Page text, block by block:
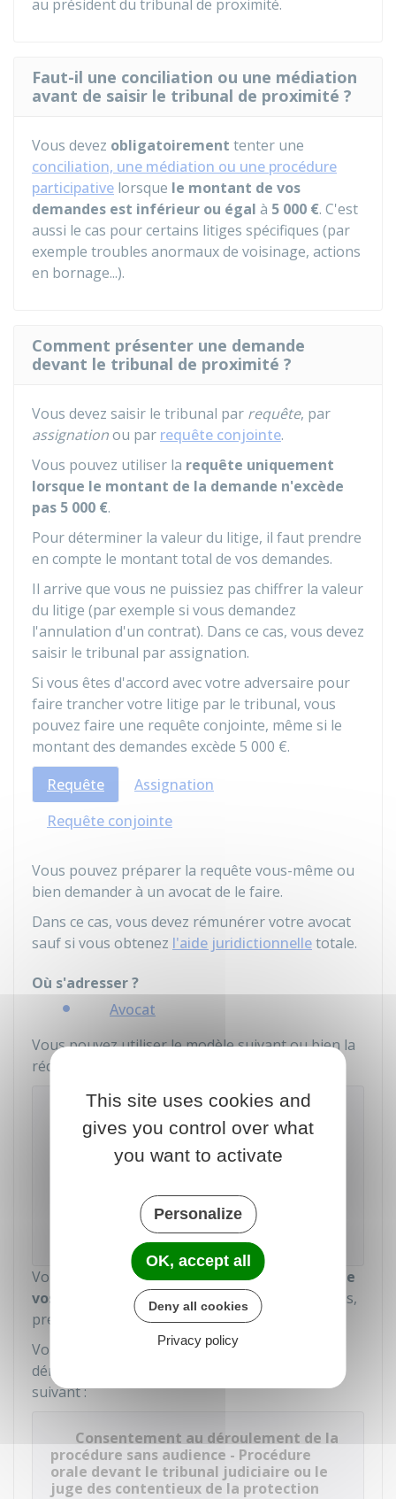
au président du tribunal de proximité.
Faut-il une conciliation ou une médiation
avant de saisir le tribunal de proximité ?
Vous devez obligatoirement tenter une
conciliation, une médiation ou une procédure
participative lorsque le montant de vos
demandes est inférieur ou égal à 5 000 €. C'est
aussi le cas pour certains litiges spécifiques (par
exemple troubles anormaux de voisinage, actions
en bornage...).
Comment présenter une demande
devant le tribunal de proximité ?
Vous devez saisir le tribunal par requête, par
assignationou par requête conjointe.
Vous pouvez utiliser la requête uniquement
lorsque le montant de la demande n'excède
pas 5 000 €.
Pour déterminer la valeur du litige, il faut prendre
en compte le montant total de vos demandes.
Il arrive que vous ne puissiez pas chiffrer la valeur
du litige (par exemple si vous demandez
l'annulation d'un contrat). Dans ce cas, vous devez
saisir le tribunal par assignation.
Si vous êtes d'accord avec votre adversaire pour
faire trancher votre litige par le tribunal, vous
pouvez faire une requête conjointe, même si le
montant des demandes excède 5 000 €.
Requête
Assignation
Requête conjointe
Vous pouvez préparer la requête vous-même ou
bien demander à un avocat de le faire.
Dans ce cas, vous devez rémunérer votre avocat
sauf si vous obtenez l'aide juridictionnelletotale.
Où s'adresser ?
Avocat
Vous pouvez utiliser le modèle suivant ou bien la
rédiger sur papier libre :
Requête aux fins de saisine du
tribunal judiciaire ou du tribunal de
Accéder au Formulaire
Ministère chargé de la justice
Vous devez joindre à votre requête les
copies de
vos pièces justificatives
(facture, contrat, devis,
preuve de la tentative de conciliation...).
Vous pouvez demander que la procédure se
déroule sans audience à l'aide du formulaire
suivant :
Consentement au déroulement de la
procédure sans audience - Procédure
orale devant le tribunal judiciaire ou le
juge des contentieux de la protection
This site uses cookies and
gives you control over what
you want to activate
Personalize
OK, accept all
Deny all cookies
Privacy policy